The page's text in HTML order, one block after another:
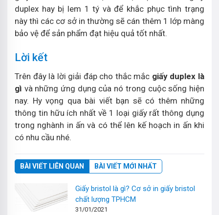
duplex hay bị lem 1 tý và để khắc phục tình trạng
này thì các cơ sở in thường sẽ cán thêm 1 lớp màng
bảo vệ để sản phẩm đạt hiệu quả tốt nhất.
Lời kết
Trên đây là lời giải đáp cho thắc mắc giấy duplex là
gì và những ứng dụng của nó trong cuộc sống hiện
nay. Hy vọng qua bài viết bạn sẽ có thêm những
thông tin hữu ích nhất về 1 loại giấy rất thông dụng
trong nghành in ấn và có thể lên kế hoạch in ấn khi
có nhu cầu nhé.
BÀI VIẾT LIÊN QUAN BÀI VIẾT MỚI NHẤT
Giấy bristol là gì? Cơ sở in giấy bristol
chất lượng TPHCM
31/01/2021